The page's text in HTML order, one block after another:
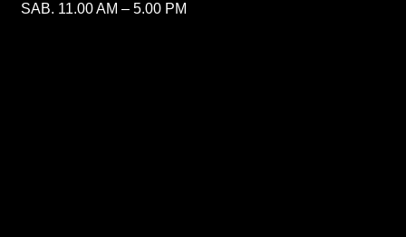
SAB. 11.00 AM – 5.00 PM